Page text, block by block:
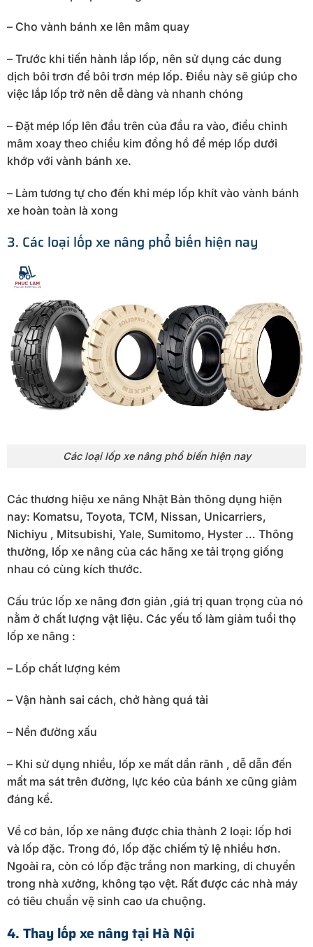
– Cho vành bánh xe lên mâm quay
– Trước khi tiến hành lắp lốp, nên sử dụng các dung
dịch bôi trơn để bôi trơn mép lốp. Điều này sẽ giúp cho
việc lắp lốp trở nên dễ dàng và nhanh chóng
– Đặt mép lốp lên đầu trên của đầu ra vào, điều chỉnh
mâm xoay theo chiều kim đồng hồ để mép lốp dưới
khớp với vành bánh xe.
– Làm tương tự cho đến khi mép lốp khít vào vành bánh
xe hoàn toàn là xong
3. Các loại lốp xe nâng phổ biến hiện nay
Các loại lốp xe nâng phổ biến hiện nay
Các thương hiệu xe nâng Nhật Bản thông dụng hiện
nay: Komatsu, Toyota, TCM, Nissan, Unicarriers,
Nichiyu , Mitsubishi, Yale, Sumitomo, Hyster … Thông
thường, lốp xe nâng của các hãng xe tải trọng giống
nhau có cùng kích thước.
Cấu trúc lốp xe nâng đơn giản ,giá trị quan trọng của nó
nằm ở chất lượng vật liệu. Các yếu tố làm giảm tuổi thọ
lốp xe nâng :
– Lốp chất lượng kém
– Vận hành sai cách, chở hàng quá tải
– Nền đường xấu
– Khi sử dụng nhiều, lốp xe mất dần rãnh , dễ dẫn đến
mất ma sát trên đường, lực kéo của bánh xe cũng giảm
đáng kể.
Về cơ bản, lốp xe nâng được chia thành 2 loại: lốp hơi
và lốp đặc. Trong đó, lốp đặc chiếm tỷ lệ nhiều hơn.
Ngoài ra, còn có lốp đặc trắng non marking, di chuyển
trong nhà xưởng, không tạo vệt. Rất được các nhà máy
có tiêu chuẩn vệ sinh cao ưa chuộng.
4. Thay lốp xe nâng tại Hà Nội